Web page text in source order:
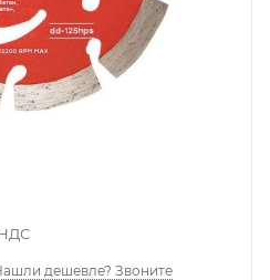
НДС
дешевле? Звоните